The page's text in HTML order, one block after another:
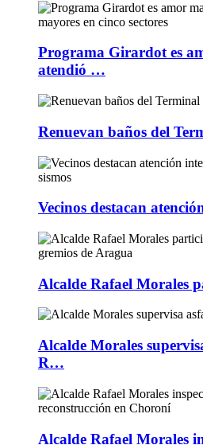
Programa Girardot es
atendió …
Renuevan baños del
Vecinos destacan
Alcalde Rafael Morales
Alcalde Morales
R…
Alcalde Rafael Morales